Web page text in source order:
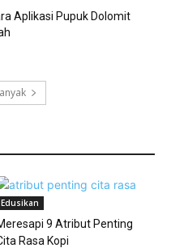
Aplikasi Pupuk Dolomit
Edusikan
9 Atribut Penting
Rasa Kopi